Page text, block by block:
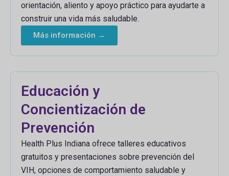
orientación, aliento y apoyo práctico para ayudarte a
construir una vida más saludable.
Más información →
Educación y
Concientización de
Prevención
Health Plus Indiana ofrece talleres educativos
gratuitos y presentaciones sobre prevención del
VIH, opciones de comportamiento saludable y